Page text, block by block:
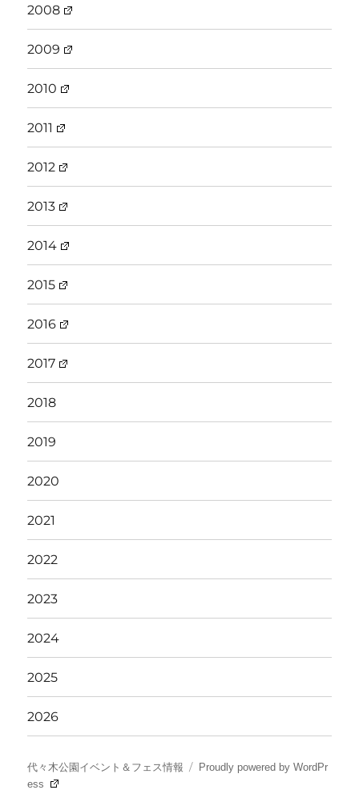
2008
2009
2010
2011
2012
2013
2014
2015
2016
2017
2018
2019
2020
2021
2022
2023
2024
2025
2026
代々木公園イベント＆フェス情報
Proudly powered by WordPr
ess